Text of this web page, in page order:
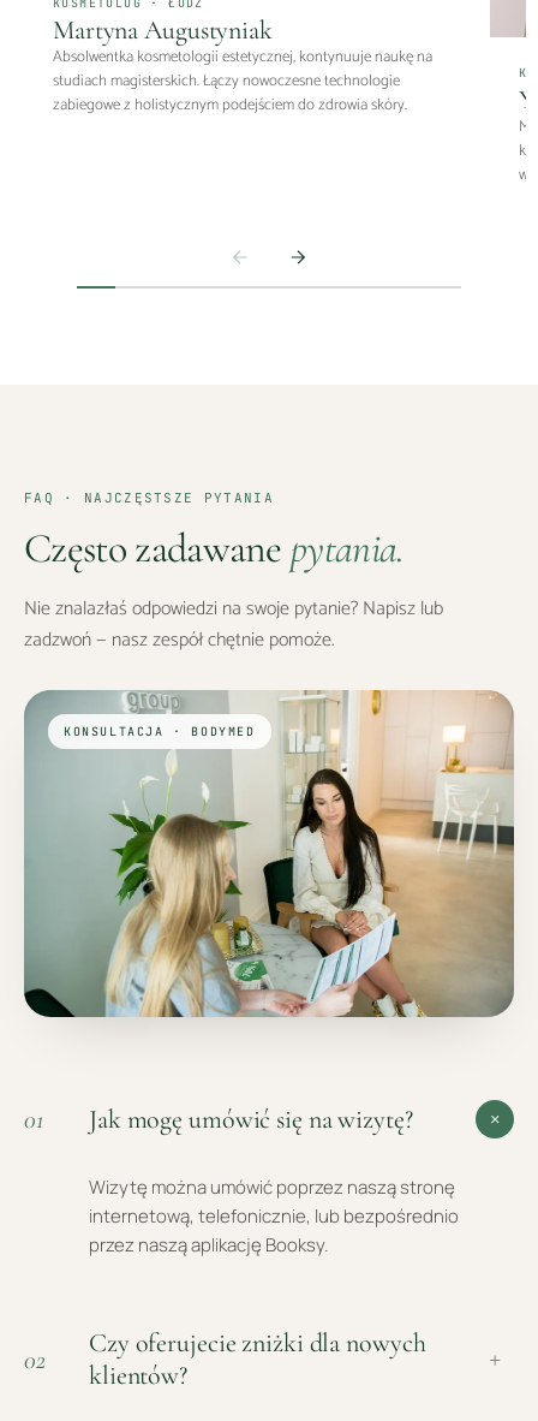
Martyna Augustyniak
Absolwentka kosmetologii estetycznej, kontynuuje naukę na
studiach magisterskich. Łączy nowoczesne technologie
zabiegowe z holistycznym podejściem do zdrowia skóry.
FAQ · NAJCZĘSTSZE PYTANIA
Często zadawane pytania.
Nie znalazłaś odpowiedzi na swoje pytanie? Napisz lub
zadzwoń — nasz zespół chętnie pomoże.
KONSULTACJA · BODYMED
01 Jak mogę umówić się na wizytę? +
Wizytę można umówić poprzez naszą stronę
internetową, telefonicznie, lub bezpośrednio
przez naszą aplikację Booksy.
02
Czy oferujecie zniżki dla nowych
klientów?
+